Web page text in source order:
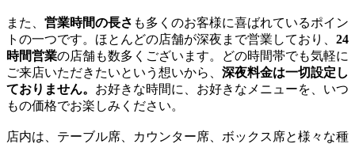
また、 営業時間の長さ も多くのお客様に喜ばれているポイン
トの一つです。ほとんどの店舗が深夜まで営業しており、 24
時間営業の店舗も数多くございます。どの時間帯でも気軽に
ご来店いただきたいという想いから、 深夜料金は一切設定し
ておりません。 お好きな時間に、お好きなメニューを、いつ
もの価格でお楽しみください。
店内は、テーブル席、カウンター席、ボックス席と様々な種